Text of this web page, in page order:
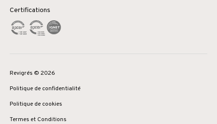
Certifications
Revigrés © 2026
Politique de confidentialité
Politique de cookies
Termes et Conditions